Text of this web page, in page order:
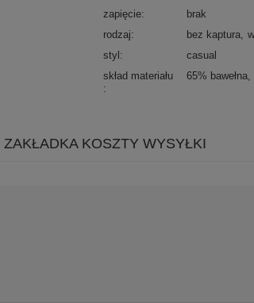
zapięcie
brak
rodzaj
bez kaptura
styl
casual
skład materiału
65% bawełna
ZAKŁADKA KOSZTY WYSYŁKI